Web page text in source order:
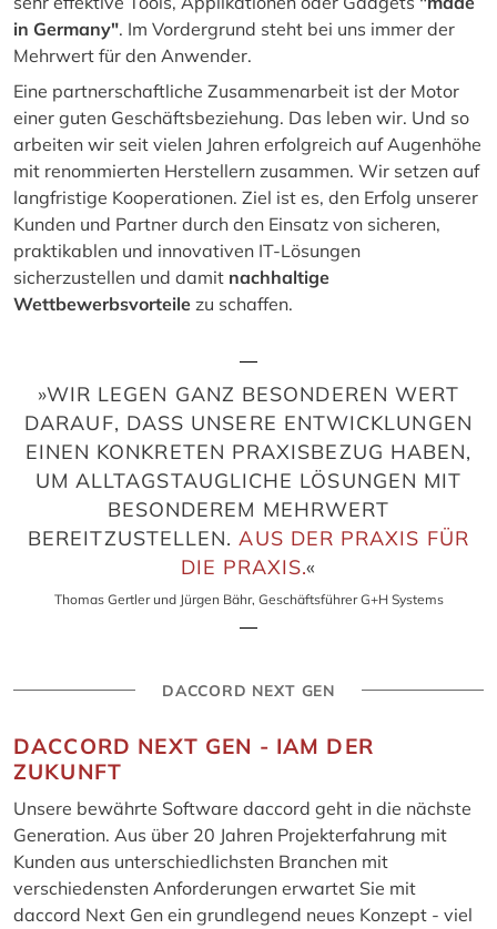
in Germany". Im Vordergrund steht bei uns immer der
Mehrwert für den Anwender.
Eine partnerschaftliche Zusammenarbeit ist der Motor
einer guten Geschäftsbeziehung. Das leben wir. Und so
arbeiten wir seit vielen Jahren erfolgreich auf Augenhöhe
mit renommierten Herstellern zusammen. Wir setzen auf
langfristige Kooperationen. Ziel ist es, den Erfolg unserer
Kunden und Partner durch den Einsatz von sicheren,
praktikablen und innovativen IT-Lösungen
sicherzustellen und damit nachhaltige
Wettbewerbsvorteile zu schaffen.
»WIR LEGEN GANZ BESONDEREN WERT
DARAUF, DASS UNSERE ENTWICKLUNGEN
EINEN KONKRETEN PRAXISBEZUG HABEN,
UM ALLTAGSTAUGLICHE LÖSUNGEN MIT
BESONDEREM MEHRWERT
BEREITZUSTELLEN. AUS DER PRAXIS FÜR
DIE PRAXIS.«
Thomas Gertler und Jürgen Bähr, Geschäftsführer G+H Systems
DACCORD NEXT GEN
DACCORD NEXT GEN - IAM DER
ZUKUNFT
Unsere bewährte Software daccord geht in die nächste
Generation. Aus über 20 Jahren Projekterfahrung mit
Kunden aus unterschiedlichsten Branchen mit
verschiedensten Anforderungen erwartet Sie mit
daccord Next Gen ein grundlegend neues Konzept - viel